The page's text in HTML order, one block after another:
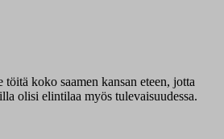
töitä koko saamen kansan eteen, jotta
olisi elintilaa myös tulevaisuudessa.